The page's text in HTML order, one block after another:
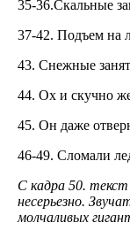
35-36.Скальные
37-42. Подъем на
43. Снежные
44. Ох и скучно
45. Он даже
46-49. Сломали
С кадра 50.
несерьезно.
молчаливых